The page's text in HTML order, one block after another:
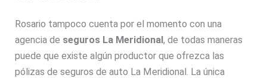
Rosario tampoco cuenta por el momento con una
agencia de seguros La Meridional, de todas maneras
puede que existe algún productor que ofrezca las
pólizas de seguros de auto La Meridional. La única